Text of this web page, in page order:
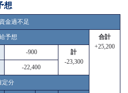
想
資金過不足
予想
合計
+25,200
-900
計
-23,300
-22,400
定分